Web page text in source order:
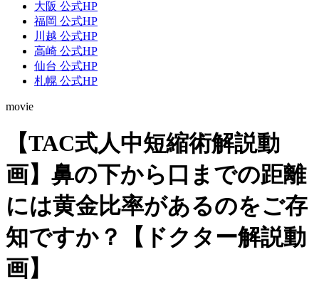
大阪 公式HP
福岡 公式HP
川越 公式HP
高崎 公式HP
仙台 公式HP
札幌 公式HP
movie
【TAC式人中短縮術解説動
画】鼻の下から口までの距離
には黄金比率があるのをご存
知ですか？【ドクター解説動
画】